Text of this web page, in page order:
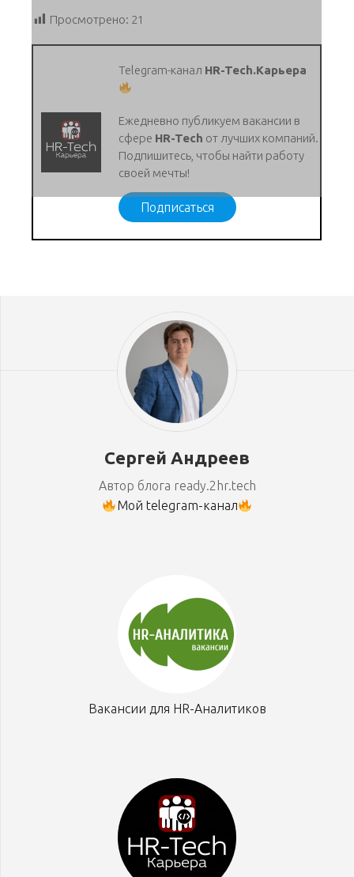
Просмотрено: 21
Telegram-канал HR-Tech.Карьера
Ежедневно публикуем вакансии в
сфере HR-Tech от лучших компаний.
Подпишитесь, чтобы найти работу
своей мечты!
Подписаться
Сергей Андреев
Автор блога ready.2hr.tech
Мой telegram-канал
Вакансии для HR-Аналитиков